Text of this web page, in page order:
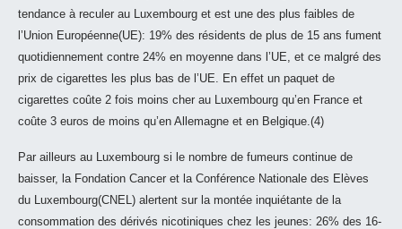
tendance à reculer au Luxembourg et est une des plus faibles de
l’Union Européenne(UE): 19% des résidents de plus de 15 ans fument
quotidiennement contre 24% en moyenne dans l’UE, et ce malgré des
prix de cigarettes les plus bas de l’UE. En effet un paquet de
cigarettes coûte 2 fois moins cher au Luxembourg qu’en France et
coûte 3 euros de moins qu’en Allemagne et en Belgique.(4)
Par ailleurs au Luxembourg si le nombre de fumeurs continue de
baisser, la Fondation Cancer et la Conférence Nationale des Elèves
du Luxembourg(CNEL) alertent sur la montée inquiétante de la
consommation des dérivés nicotiniques chez les jeunes: 26% des 16-